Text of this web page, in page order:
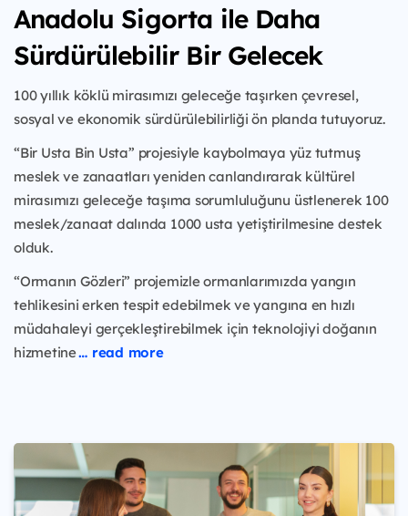
Anadolu Sigorta ile Daha
Sürdürülebilir Bir Gelecek
100 yıllık köklü mirasımızı geleceğe taşırken çevresel,
sosyal ve ekonomik sürdürülebilirliği ön planda tutuyoruz.
“Bir Usta Bin Usta” projesiyle kaybolmaya yüz tutmuş
meslek ve zanaatları yeniden canlandırarak kültürel
mirasımızı geleceğe taşıma sorumluluğunu üstlenerek 100
meslek/zanaat dalında 1000 usta yetiştirilmesine destek
olduk.
“Ormanın Gözleri” projemizle ormanlarımızda yangın
tehlikesini erken tespit edebilmek ve yangına en hızlı
müdahaleyi gerçekleştirebilmek için teknolojiyi doğanın
hizmetine… read more